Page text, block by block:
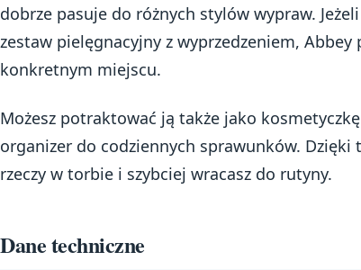
dobrze pasuje do różnych stylów wypraw.
zestaw pielęgnacyjny z wyprzedzeniem,
konkretnym miejscu.
Możesz potraktować ją także jako
organizer do codziennych sprawunków. Dzięki
rzeczy w torbie i szybciej wracasz do rutyny.
Dane techniczne